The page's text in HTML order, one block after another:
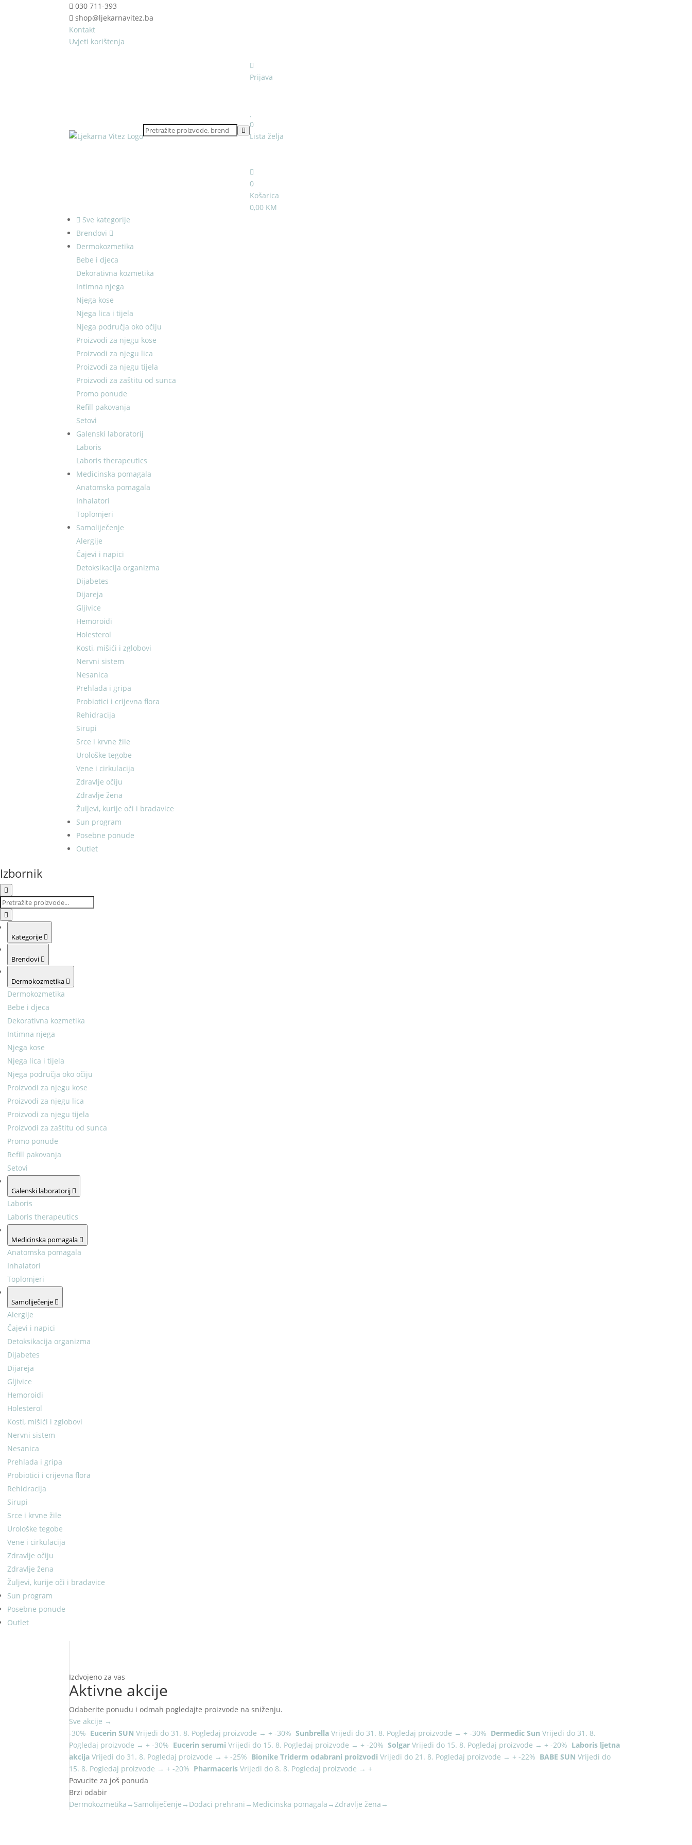
030 711-393
shop@ljekarnavitez.ba
Kontakt
Uvjeti korištenja
Prijava
0
Lista želja
0
Košarica
0,00 KM
Sve kategorije
Brendovi
Dermokozmetika
Bebe i djeca
Dekorativna kozmetika
Intimna njega
Njega kose
Njega lica i tijela
Njega područja oko očiju
Proizvodi za njegu kose
Proizvodi za njegu lica
Proizvodi za njegu tijela
Proizvodi za zaštitu od sunca
Promo ponude
Refill pakovanja
Setovi
Galenski laboratorij
Laboris
Laboris therapeutics
Medicinska pomagala
Anatomska pomagala
Inhalatori
Toplomjeri
Samoliječenje
Alergije
Čajevi i napici
Detoksikacija organizma
Dijabetes
Dijareja
Gljivice
Hemoroidi
Holesterol
Kosti, mišići i zglobovi
Nervni sistem
Nesanica
Prehlada i gripa
Probiotici i crijevna flora
Rehidracija
Sirupi
Srce i krvne žile
Urološke tegobe
Vene i cirkulacija
Zdravlje očiju
Zdravlje žena
Žuljevi, kurije oči i bradavice
Sun program
Posebne ponude
Outlet
Izbornik
Kategorije
Brendovi
Dermokozmetika
Dermokozmetika
Bebe i djeca
Dekorativna kozmetika
Intimna njega
Njega kose
Njega lica i tijela
Njega područja oko očiju
Proizvodi za njegu kose
Proizvodi za njegu lica
Proizvodi za njegu tijela
Proizvodi za zaštitu od sunca
Promo ponude
Refill pakovanja
Setovi
Galenski laboratorij
Laboris
Laboris therapeutics
Medicinska pomagala
Anatomska pomagala
Inhalatori
Toplomjeri
Samoliječenje
Alergije
Čajevi i napici
Detoksikacija organizma
Dijabetes
Dijareja
Gljivice
Hemoroidi
Holesterol
Kosti, mišići i zglobovi
Nervni sistem
Nesanica
Prehlada i gripa
Probiotici i crijevna flora
Rehidracija
Sirupi
Srce i krvne žile
Urološke tegobe
Vene i cirkulacija
Zdravlje očiju
Zdravlje žena
Žuljevi, kurije oči i bradavice
Sun program
Posebne ponude
Outlet
Izdvojeno za vas
Aktivne akcije
Odaberite ponudu i odmah pogledajte proizvode na sniženju.
Sve akcije →
-30% Eucerin SUN Vrijedi do 31. 8. Pogledaj proizvode → + -30% Sunbrella Vrijedi do 31. 8. Pogledaj proizvode → + -30% Dermedic Sun Vrijedi do 31. 8.
Pogledaj proizvode → + -30% Eucerin serumi Vrijedi do 15. 8. Pogledaj proizvode → + -20% Solgar Vrijedi do 15. 8. Pogledaj proizvode → + -20% Laboris ljetna
akcija Vrijedi do 31. 8. Pogledaj proizvode → + -25% Bionike Triderm odabrani proizvodi Vrijedi do 21. 8. Pogledaj proizvode → + -22% BABE SUN Vrijedi do
15. 8. Pogledaj proizvode → + -20% Pharmaceris Vrijedi do 8. 8. Pogledaj proizvode → +
Povucite za još ponuda
Brzi odabir
Dermokozmetika → Samoliječenje → Dodaci prehrani → Medicinska pomagala →Zdravlje žena →